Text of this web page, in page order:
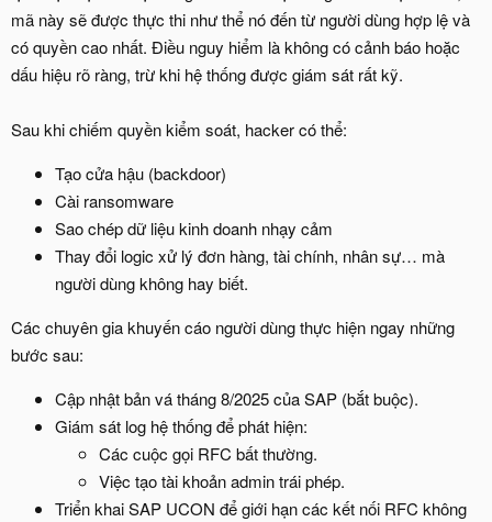
mã này sẽ được thực thi như thể nó đến từ người dùng hợp lệ và
có quyền cao nhất. Điều nguy hiểm là không có cảnh báo hoặc
dấu hiệu rõ ràng, trừ khi hệ thống được giám sát rất kỹ.
Sau khi chiếm quyền kiểm soát, hacker có thể:
Tạo cửa hậu (backdoor)
Cài ransomware
Sao chép dữ liệu kinh doanh nhạy cảm
Thay đổi logic xử lý đơn hàng, tài chính, nhân sự… mà
người dùng không hay biết.
Các chuyên gia khuyến cáo người dùng thực hiện ngay những
bước sau:
Cập nhật bản vá tháng 8/2025 của SAP (bắt buộc).
Giám sát log hệ thống để phát hiện:
Các cuộc gọi RFC bất thường.
Việc tạo tài khoản admin trái phép.
Triển khai SAP UCON để giới hạn các kết nối RFC không